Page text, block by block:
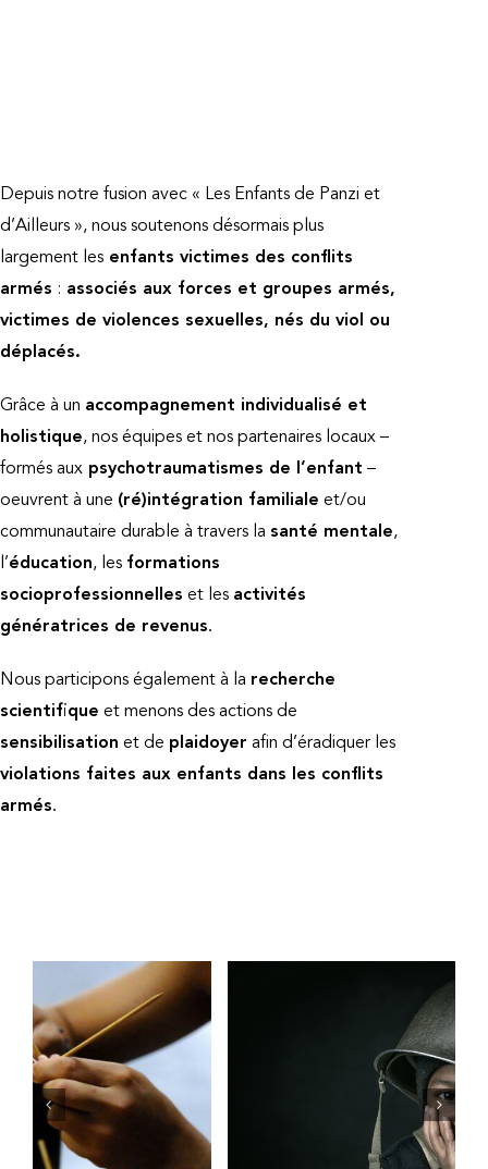
Depuis notre fusion avec « Les Enfants de Panzi et
d’Ailleurs », nous soutenons désormais plus
largement les enfants victimes des conflits
armés : associés aux forces et groupes armés,
victimes de violences sexuelles, nés du viol ou
déplacés.
Grâce à un accompagnement individualisé et
holistique, nos équipes et nos partenaires locaux –
formés aux psychotraumatismes de l’enfant –
oeuvrent à une (ré)intégration familiale et/ou
communautaire durable à travers la santé mentale,
l’éducation, les formations
socioprofessionnelles et les activités
génératrices de revenus.
Nous participons également à la recherche
scientifique et menons des actions de
sensibilisation et de plaidoyer afin d’éradiquer les
violations faites aux enfants dans les conflits
armés.